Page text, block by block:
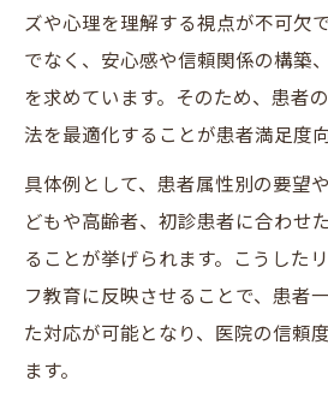
ズや心理を理解する視点が不可欠
でなく、安心感や信頼関係の構築
を求めています。そのため、患者
法を最適化することが患者満足度
具体例として、患者属性別の要望
どもや高齢者、初診患者に合わせ
ることが挙げられます。こうした
フ教育に反映させることで、患者
た対応が可能となり、医院の信頼
ます。